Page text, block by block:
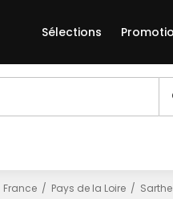
Sélections
France Pays de la Loire Sarthe